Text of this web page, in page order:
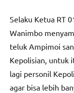
Selaku Ketua RT
Wanimbo
teluk Ampimoi
Kepolisian, untuk
lagi personil
agar bisa lebih